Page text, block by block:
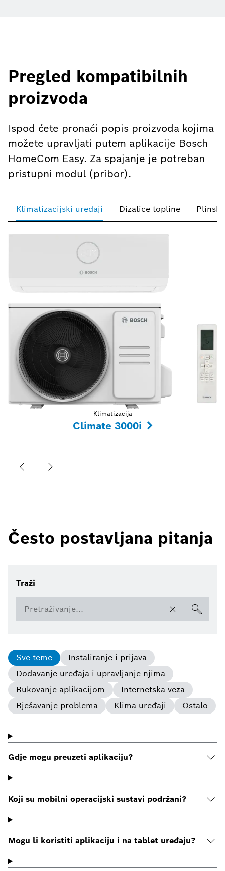
Pregled kompatibilnih
proizvoda
Ispod ćete pronaći popis proizvoda kojima
možete upravljati putem aplikacije Bosch
HomeCom Easy. Za spajanje je potreban
pristupni modul (pribor).
Klimatizacijski uređaji Dizalice topline
Klimatizacija
Climate 3000i
Često postavljana pitanja
Traži
Sve teme
Instaliranje i prijava
Dodavanje uređaja i upravljanje njima
Rukovanje aplikacijom
Internetska veza
Rješavanje problema
Klima uređaji Ostalo
Gdje mogu preuzeti aplikaciju?
Koji su mobilni operacijski sustavi podržani?
Mogu li koristiti aplikaciju i na tablet uređaju?